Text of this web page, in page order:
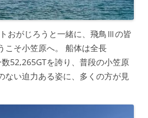
おがじろうと一緒に、飛鳥Ⅲの皆
こそ小笠原へ。 船体は全長
52,265GTを誇り、普段の小笠原
ない迫力ある姿に、多くの方が見